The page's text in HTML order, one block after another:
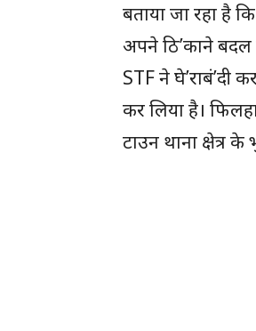
बताया जा रहा है
अपने ठि’काने बदल
STF ने घे’राबं’दी
कर लिया है।
टाउन थाना क्षेत्र